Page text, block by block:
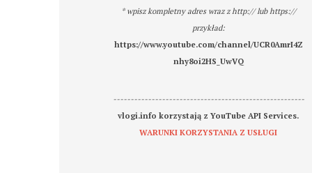
* wpisz kompletny adres wraz z http:// lub https://
przykład:
https://www.youtube.com/channel/UCR0AmrI4Z
nhy8oi2HS_UwVQ
-------------------------------------------------------
vlogi.info korzystają z YouTube API Services.
WARUNKI KORZYSTANIA Z USŁUGI